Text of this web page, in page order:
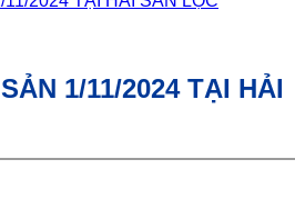
1/11/2024 TẠI HẢI